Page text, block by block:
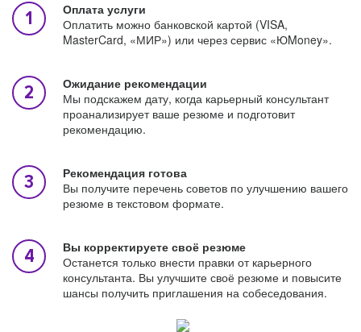
Оплата услуги
Оплатить можно банковской картой (VISA,
MasterCard, «МИР») или через сервис «ЮMoney».
Ожидание рекомендации
Мы подскажем дату, когда карьерный консультант
проанализирует ваше резюме и подготовит
рекомендацию.
Рекомендация готова
Вы получите перечень советов по улучшению вашего
резюме в текстовом формате.
Вы корректируете своё резюме
Останется только внести правки от карьерного
консультанта. Вы улучшите своё резюме и повысите
шансы получить приглашения на собеседования.